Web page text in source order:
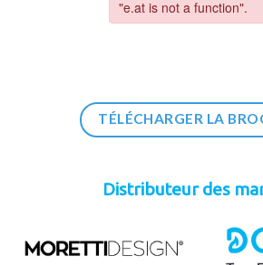
TÉLÉCHARGER LA
Distributeur des